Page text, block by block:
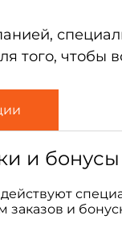
того,
и бонусы
заказов и